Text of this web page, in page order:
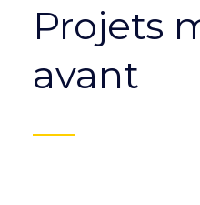
Projets
avant